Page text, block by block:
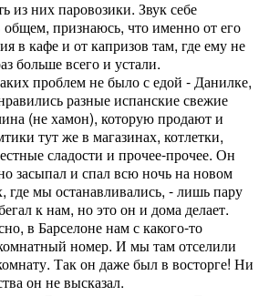
из них паровозики. Звук себе
общем, признаюсь, что именно от его
в кафе и от капризов там, где ему не
больше всего и устали.
проблем не было с едой - Данилке,
разные испанские свежие
(не хамон), которую продают и
тут же в магазинах, котлетки,
сладости и прочее-прочее. Он
засыпал и спал всю ночь на новом
где мы останавливались, - лишь пару
к нам, но это он и дома делает.
в Барселоне нам с какого-то
номер. И мы там отселили
Так он даже был в восторге! Ни
он не высказал.